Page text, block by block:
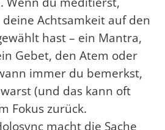
Achtsamkeit auf den
hast – ein Mantra,
Gebet, den Atem oder
immer du bemerkst,
(und das kann oft
Fokus zurück.
macht die Sache